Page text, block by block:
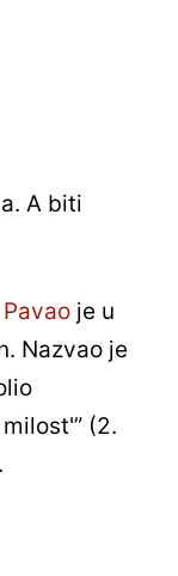
A biti
Pavao je u
Nazvao je
(2.